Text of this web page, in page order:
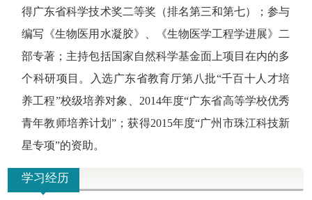
得广东省科学技术奖二等奖（排名第三和第七）；参与
编写《生物医用水凝胶》、《生物医学工程学进展》二
部专著；主持包括国家自然科学基金面上项目在内的多
个科研项目。入选广东省教育厅第八批“千百十人才培
养工程”校级培养对象、 2014年度“广东省高等学校优秀
青年教师培养计划”；获得2015年度“广州市珠江科技新
星专项”的资助。
学习经历